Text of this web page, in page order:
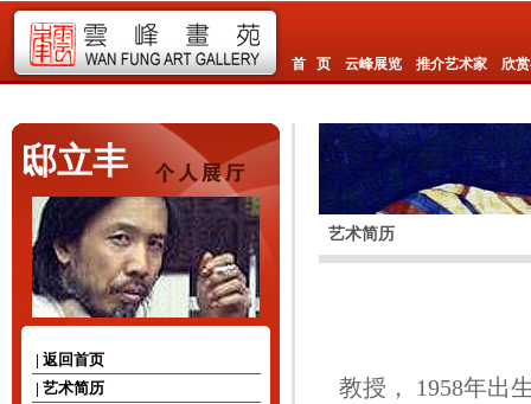
首 页 云峰展览 推介艺术家 欣
邸立丰
| 返回首页
| 艺术简历
艺术简历
教授， 1958年出